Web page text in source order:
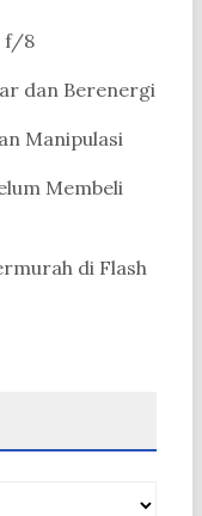
f/8
dan Berenergi
Manipulasi
Membeli
di Flash